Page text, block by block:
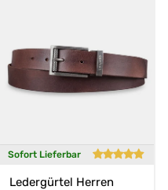
Sofort Lieferbar
Ledergürtel Herren